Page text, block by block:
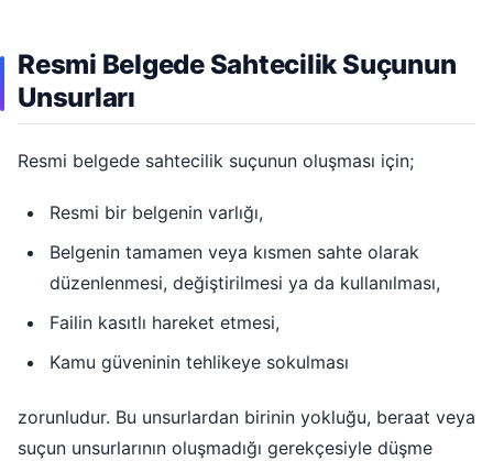
Resmi Belgede Sahtecilik Suçunun
Unsurları
Resmi belgede sahtecilik suçunun oluşması için;
Resmi bir belgenin varlığı,
Belgenin tamamen veya kısmen sahte olarak
düzenlenmesi, değiştirilmesi ya da kullanılması,
Failin kasıtlı hareket etmesi,
Kamu güveninin tehlikeye sokulması
zorunludur. Bu unsurlardan birinin yokluğu, beraat veya
suçun unsurlarının oluşmadığı gerekçesiyle düşme